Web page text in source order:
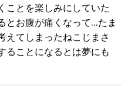
ことを楽しみにしていた
とお腹が痛くなって…たま
えてしまったねこじまさ
ることになるとは夢にも